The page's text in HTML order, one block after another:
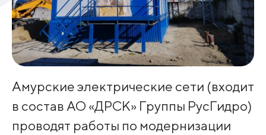
Амурские электрические сети (входит
в состав АО «ДРСК» Группы РусГидро)
проводят работы по модернизации